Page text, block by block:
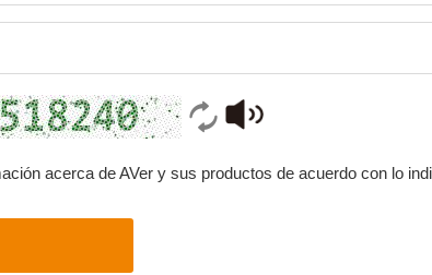
acerca de AVer y sus productos de acuerdo con lo